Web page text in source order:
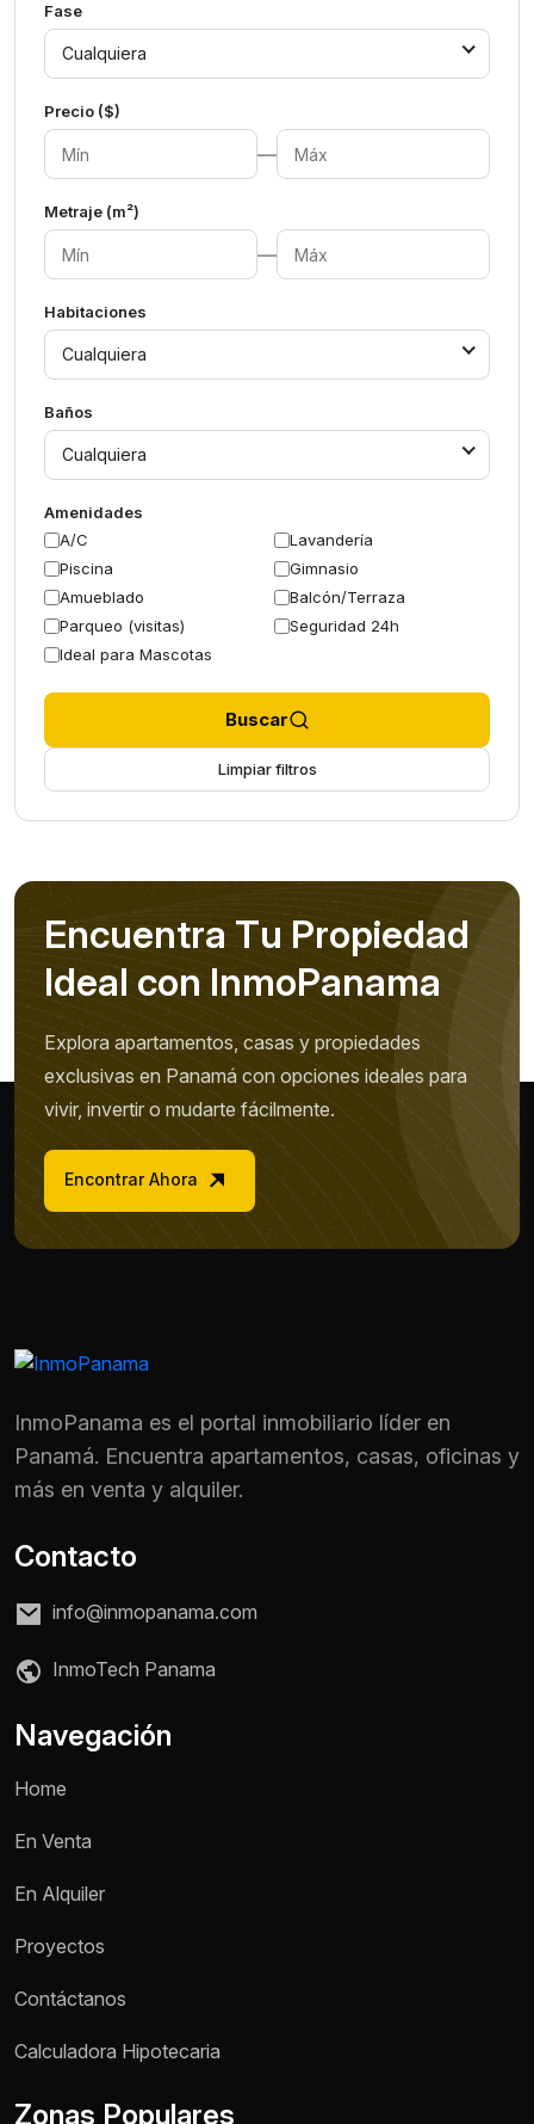
Teléfono / WhatsApp *
Fase
Cualquiera
Precio ($)
—
Metraje (m²)
—
Habitaciones
Cualquiera
Baños
Cualquiera
Amenidades
A/C
Lavandería
Piscina
Gimnasio
Amueblado
Balcón/Terraza
Parqueo (visitas)
Seguridad 24h
Ideal para Mascotas
Buscar
Limpiar filtros
Encuentra Tu Propiedad
Ideal con InmoPanama
Explora apartamentos, casas y propiedades
exclusivas en Panamá con opciones ideales para
vivir, invertir o mudarte fácilmente.
Encontrar Ahora
InmoPanama es el portal inmobiliario líder en
Panamá. Encuentra apartamentos, casas, oficinas y
más en venta y alquiler.
Contacto
info@inmopanama.com
InmoTech Panama
Navegación
Home
En Venta
En Alquiler
Proyectos
Contáctanos
Calculadora Hipotecaria
Zonas Populares